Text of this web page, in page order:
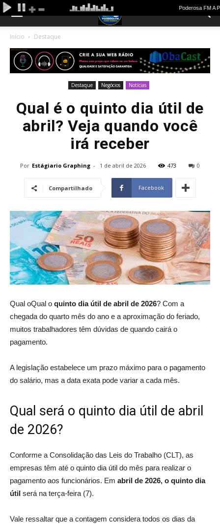
Início Destaque
Destaque Negócios Notícias
Qual é o quinto dia útil de
abril? Veja quando você
irá receber
Por Estágiario Graphing - 1 de abril de 2026 473 0
Compartilhado Facebook
Qual oQual o quinto dia útil de abril de 2026? Com a
chegada do quarto mês do ano e a aproximação do feriado,
muitos trabalhadores têm dúvidas de quando cairá o
pagamento.
A legislação estabelece um prazo máximo para o pagamento
do salário, mas a data exata pode variar a cada mês.
Qual será o quinto dia útil de abril
de 2026?
Conforme a Consolidação das Leis do Trabalho (CLT), as
empresas têm até o quinto dia útil do mês para realizar o
pagamento aos funcionários. Em abril de 2026, o quinto dia
útil será na terça-feira (7).
Vale ressaltar que a contagem considera todos os dias da